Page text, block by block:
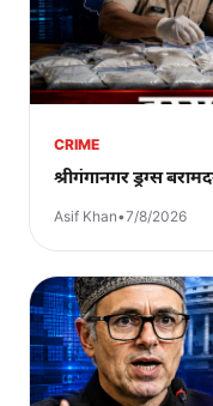
CRIME
श्रीगंगानगर ड्रग्स
Asif Khan•7/8/2026